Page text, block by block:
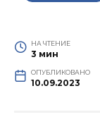
НА ЧТЕНИЕ
3 мин
ОПУБЛИКОВАНО
10.09.2023